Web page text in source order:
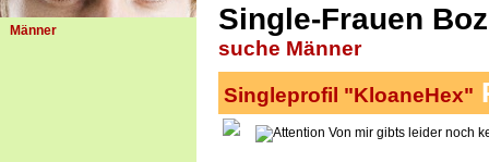
Männer Single-Frauen
suche Männer
Singleprofil "KloaneHex"
Von mir gibts leider noch